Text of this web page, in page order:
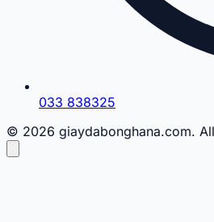
033 838325
© 2026 giaydabonghana.com.